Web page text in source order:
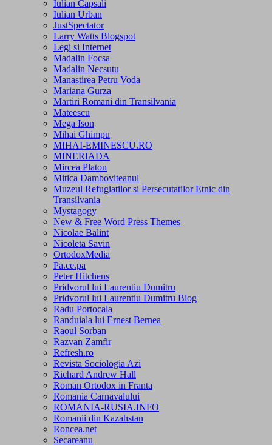
Iulian Capsali
Iulian Urban
JustSpectator
Larry Watts Blogspot
Legi si Internet
Madalin Focsa
Madalin Necsutu
Manastirea Petru Voda
Mariana Gurza
Martiri Romani din Transilvania
Mateescu
Mega Ison
Mihai Ghimpu
MIHAI-EMINESCU.RO
MINERIADA
Mircea Platon
Mitica Damboviteanul
Muzeul Refugiatilor si Persecutatilor Etnic din
Transilvania
Mystagogy
New & Free Word Press Themes
Nicolae Balint
Nicoleta Savin
OrtodoxMedia
Pa.ce.pa
Peter Hitchens
Pridvorul lui Laurentiu Dumitru
Pridvorul lui Laurentiu Dumitru Blog
Radu Portocala
Randuiala lui Ernest Bernea
Raoul Sorban
Razvan Zamfir
Refresh.ro
Revista Sociologia Azi
Richard Andrew Hall
Roman Ortodox in Franta
Romania Carnavalului
ROMANIA-RUSIA.INFO
Romanii din Kazahstan
Roncea.net
Secareanu